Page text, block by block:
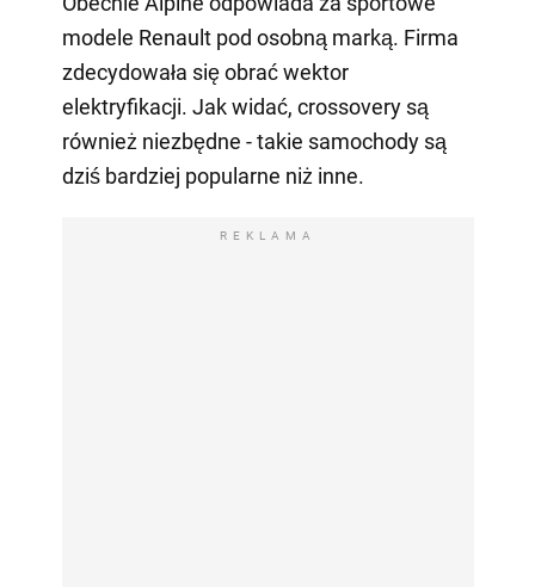
modele Renault pod osobną marką. Firma
zdecydowała się obrać wektor
elektryfikacji. Jak widać, crossovery są
również niezbędne - takie samochody są
dziś bardziej popularne niż inne.
REKLAMA